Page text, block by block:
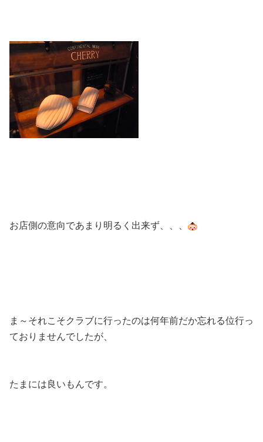
お店側の意向であまり明るく出来ず、、、
ま～それこそクラブに行ったのは何年前だか忘れる位行っ
ておりませんでしたが、
たまには良いもんです。